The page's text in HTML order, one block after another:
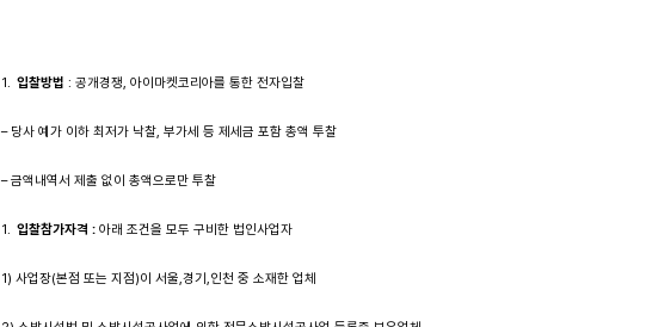
입찰방법 : 공개경쟁, 아이마켓코리아를 통한 전자입찰
– 당사 예가 이하 최저가 낙찰, 부가세 등 제세금 포함 총액 투찰
– 금액내역서 제출 없이 총액으로만 투찰
입찰참가자격 : 아래 조건을 모두 구비한 법인사업자
1) 사업장(본점 또는 지점)이 서울,경기,인천 중 소재한 업체